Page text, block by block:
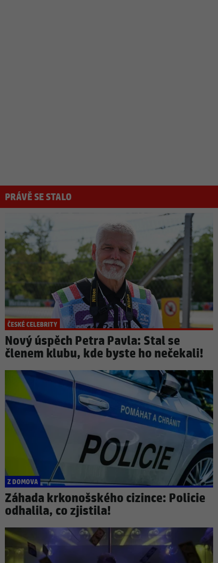
PRÁVĚ SE STALO
ČESKÉ CELEBRITY
Nový úspěch Petra Pavla: Stal se
členem klubu, kde byste ho nečekali!
Z DOMOVA
Záhada krkonošského cizince: Policie
odhalila, co zjistila!